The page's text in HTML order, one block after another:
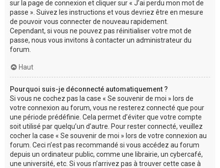
sur la page de connexion et cliquer sur « J’ai perdu mon mot de
passe ». Suivez les instructions et vous devriez être en mesure
de pouvoir vous connecter de nouveau rapidement.
Cependant, si vous ne pouvez pas réinitialiser votre mot de
passe, nous vous invitons à contacter un administrateur du
forum.
Haut
Pourquoi suis-je déconnecté automatiquement ?
Si vous ne cochez pas la case « Se souvenir de moi » lors de
votre connexion au forum, vous ne resterez connecté que pour
une période prédéfinie. Cela permet d’éviter que votre compte
soit utilisé par quelqu’un d’autre. Pour rester connecté, veuillez
cocher la case « Se souvenir de moi » lors de votre connexion au
forum. Ceci n’est pas recommandé si vous accédez au forum
depuis un ordinateur public, comme une librairie, un cybercafé,
une université, etc. Si vous n’arrivez pas à trouver cette case à